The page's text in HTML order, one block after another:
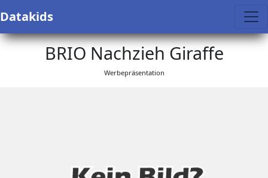
Datakids
BRIO Nachzieh Giraffe
Werbepräsentation